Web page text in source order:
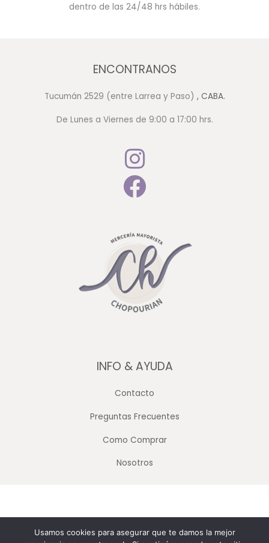
dentro de las 24/48 hrs hábiles.
ENCONTRANOS
Tucumán 2529 (entre Larrea y Paso) , CABA.
De Lunes a Viernes de 9:00 a 17:00 hrs.
INFO & AYUDA
Contacto
Preguntas Frecuentes
Como Comprar
Nosotros
Usamos cookies para asegurar que te damos la mejor